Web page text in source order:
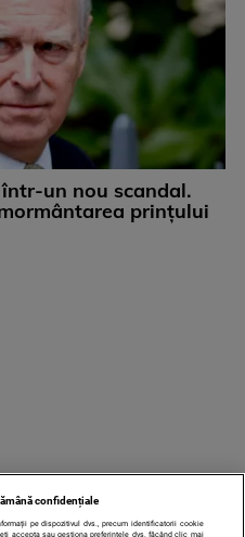
un nou scandal.
prințului
confidențiale
pe dispozitivul dvs., precum identificatorii cookie
accepta sau gestiona preferințele dvs. făcând clic mai